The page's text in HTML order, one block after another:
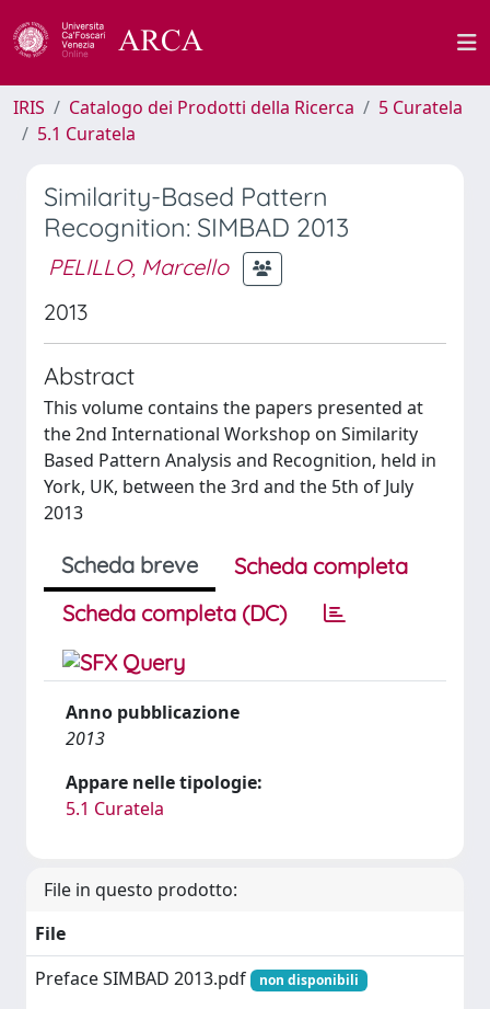
IRIS Catalogo dei Prodotti della Ricerca
5 Curatela
5.1 Curatela
Similarity-Based Pattern
Recognition: SIMBAD 2013
PELILLO, Marcello
2013
Abstract
This volume contains the papers presented at
the 2nd International Workshop on Similarity
Based Pattern Analysis and Recognition, held in
York, UK, between the 3rd and the 5th of July
2013
Scheda breve
Scheda completa
Scheda completa (DC)
Anno pubblicazione
2013
Appare nelle tipologie:
5.1 Curatela
File in questo prodotto:
File
Preface SIMBAD 2013.pdf
non disponibili